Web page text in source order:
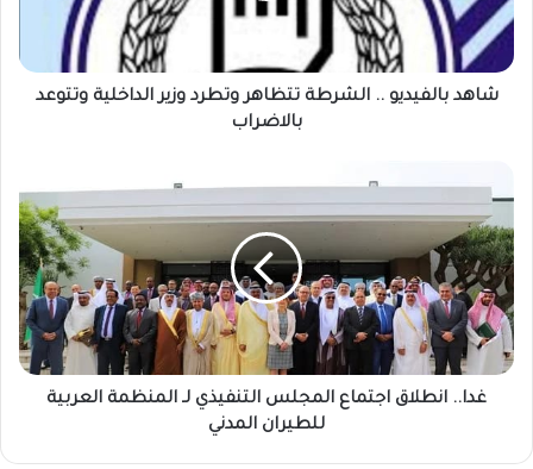
وزير
الداخلية
وتتوعد
بالاضراب
شاهد بالفيديو .. الشرطة تتظاهر وتطرد وزير الداخلية وتتوعد
بالاضراب
انطلاق
اجتماع
المجلس
التنفيذي
المنظمة
العربية
للطيران
المدنيغدا.. انطلاق اجتماع المجلس التنفيذي لـ المنظمة العربية
للطيران المدني